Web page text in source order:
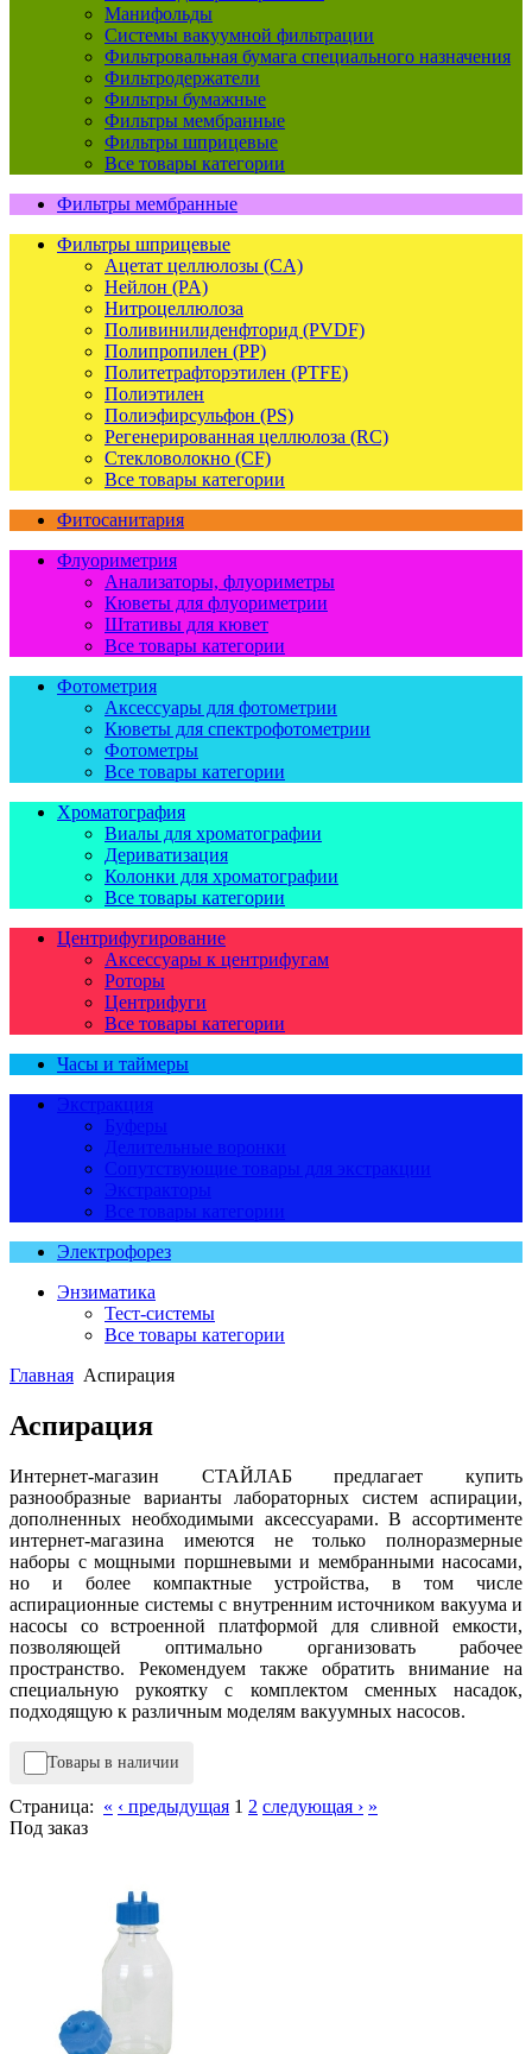
Манифольды
Системы вакуумной фильтрации
Фильтровальная бумага специального назначения
Фильтродержатели
Фильтры бумажные
Фильтры мембранные
Фильтры шприцевые
Все товары категории
Фильтры мембранные
Фильтры шприцевые
Ацетат целлюлозы (CA)
Нейлон (PA)
Нитроцеллюлоза
Поливинилиденфторид (PVDF)
Полипропилен (PP)
Политетрафторэтилен (PTFE)
Полиэтилен
Полиэфирсульфон (PS)
Регенерированная целлюлоза (RC)
Стекловолокно (CF)
Все товары категории
Фитосанитария
Флуориметрия
Анализаторы, флуориметры
Кюветы для флуориметрии
Штативы для кювет
Все товары категории
Фотометрия
Аксессуары для фотометрии
Кюветы для спектрофотометрии
Фотометры
Все товары категории
Хроматография
Виалы для хроматографии
Дериватизация
Колонки для хроматографии
Все товары категории
Центрифугирование
Аксессуары к центрифугам
Роторы
Центрифуги
Все товары категории
Часы и таймеры
Экстракция
Буферы
Делительные воронки
Сопутствующие товары для экстракции
Экстракторы
Все товары категории
Электрофорез
Энзиматика
Тест-системы
Все товары категории
Главная Аспирация
Аспирация
Интернет-магазин СТАЙЛАБ предлагает купить
разнообразные варианты лабораторных систем аспирации,
дополненных необходимыми аксессуарами. В ассортименте
интернет-магазина имеются не только полноразмерные
наборы с мощными поршневыми и мембранными насосами,
но и более компактные устройства, в том числе
аспирационные системы с внутренним источником вакуума и
насосы со встроенной платформой для сливной емкости,
позволяющей оптимально организовать рабочее
пространство. Рекомендуем также обратить внимание на
специальную рукоятку с комплектом сменных насадок,
подходящую к различным моделям вакуумных насосов.
Товары в наличии
Страница: « ‹ предыдущая 1 2 следующая › »
Под заказ